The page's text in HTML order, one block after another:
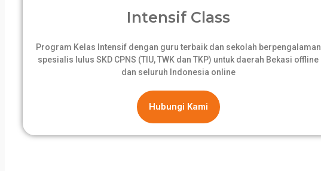
Intensif Class
Program Kelas Intensif dengan guru terbaik dan sekolah berpengalaman
spesialis lulus SKD CPNS (TIU, TWK dan TKP) untuk daerah Bekasi offline
dan seluruh Indonesia online
Hubungi Kami